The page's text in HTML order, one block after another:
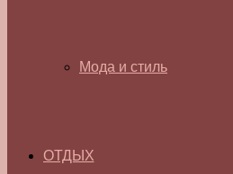
Мода и стиль
ОТДЫХ